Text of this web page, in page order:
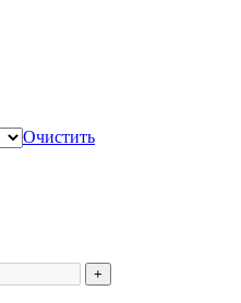
Очистить